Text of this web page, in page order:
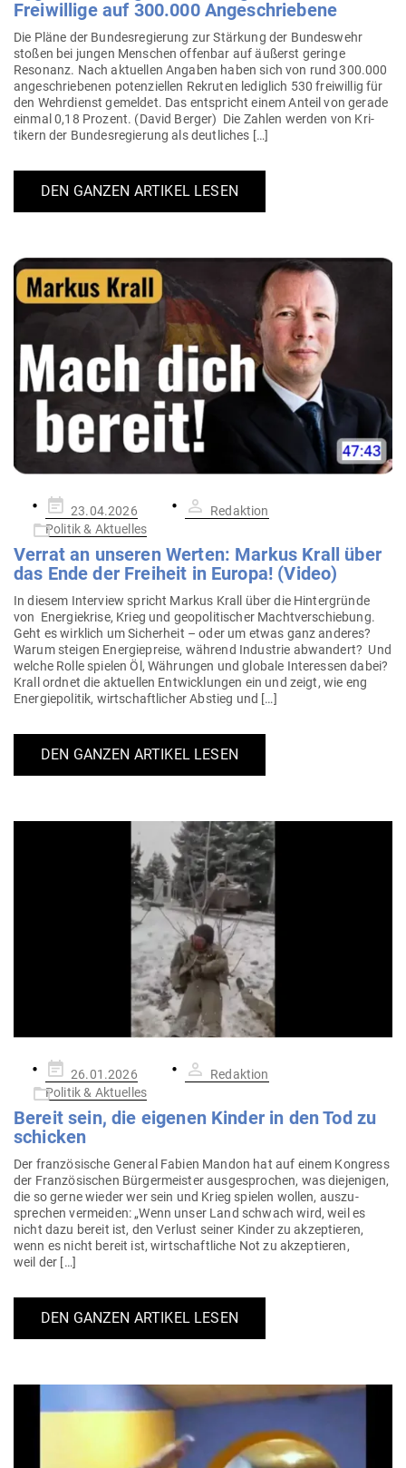
Frei­willige auf 300.000 Angeschriebene
Die Pläne der Bun­des­re­gierung zur Stärkung der Bun­deswehr
stoßen bei jungen Men­schen offenbar auf äußerst geringe
Resonanz. Nach aktu­ellen Angaben haben sich von rund 300.000
ange­schrie­benen poten­zi­ellen Rekruten lediglich 530 frei­willig für
den Wehr­dienst gemeldet. Das ent­spricht einem Anteil von gerade
einmal 0,18 Prozent. (David Berger) Die Zahlen werden von Kri­
tikern der Bun­des­re­gierung als deutliches […]
DEN GANZEN ARTIKEL LESEN
Gepostet
am
23.04.2026
Redaktion
Politik & Aktuelles
Verrat an unseren Werten: Markus Krall über
das Ende der Freiheit in Europa! (Video)
In diesem Interview spricht Markus Krall über die Hin­ter­gründe
von Ener­gie­krise, Krieg und geo­po­li­ti­scher Macht­ver­schiebung.
Geht es wirklich um Sicherheit – oder um etwas ganz anderes?
Warum steigen Ener­gie­preise, während Industrie abwandert? Und
welche Rolle spielen Öl, Wäh­rungen und globale Inter­essen dabei?
Krall ordnet die aktu­ellen Ent­wick­lungen ein und zeigt, wie eng
Ener­gie­po­litik, wirt­schaft­licher Abstieg und […]
DEN GANZEN ARTIKEL LESEN
Gepostet
am
26.01.2026
Redaktion
Politik & Aktuelles
Bereit sein, die eigenen Kinder in den Tod zu
schicken
Der fran­zö­sische General Fabien Mandon hat auf einem Kon­gress
der Fran­zö­si­schen Bür­ger­meister aus­ge­sprochen, was die­je­nigen,
die so gerne wieder wer sein und Krieg spielen wollen, aus­zu­
sprechen ver­meiden: „Wenn unser Land schwach wird, weil es
nicht dazu bereit ist, den Verlust seiner Kinder zu akzep­tieren,
wenn es nicht bereit ist, wirt­schaft­liche Not zu akzep­tieren,
weil der […]
DEN GANZEN ARTIKEL LESEN